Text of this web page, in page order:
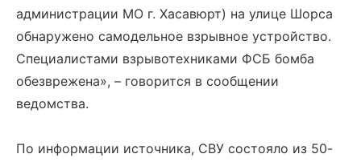
администрации МО г. Хасавюрт) на улице Шорса
обнаружено самодельное взрывное устройство.
Специалистами взрывотехниками ФСБ бомба
обезврежена», – говорится в сообщении
ведомства.
По информации источника, СВУ состояло из 50-